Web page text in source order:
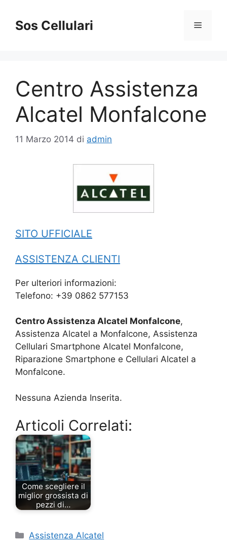
contenuto
Sos Cellulari Menu
Centro Assistenza
Alcatel Monfalcone
11 Marzo 2014 di admin
SITO UFFICIALE
ASSISTENZA CLIENTI
Per ulteriori informazioni:
Telefono: +39 0862 577153
Centro Assistenza Alcatel Monfalcone,
Assistenza Alcatel a Monfalcone, Assistenza
Cellulari Smartphone Alcatel Monfalcone,
Riparazione Smartphone e Cellulari Alcatel a
Monfalcone.
Nessuna Azienda Inserita.
Articoli Correlati:
Come scegliere il
miglior grossista di
pezzi di…
Categorie
Assistenza Alcatel